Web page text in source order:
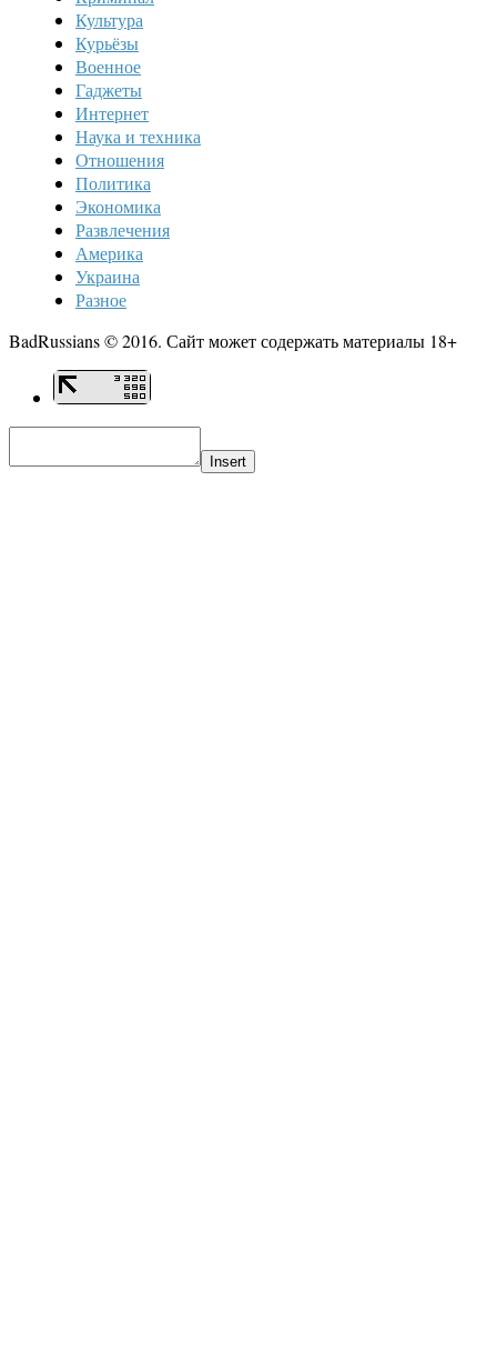
Культура
Курьёзы
Военное
Гаджеты
Интернет
Наука и техника
Отношения
Политика
Экономика
Развлечения
Америка
Украина
Разное
BadRussians © 2016. Сайт может содержать материалы 18+
Insert